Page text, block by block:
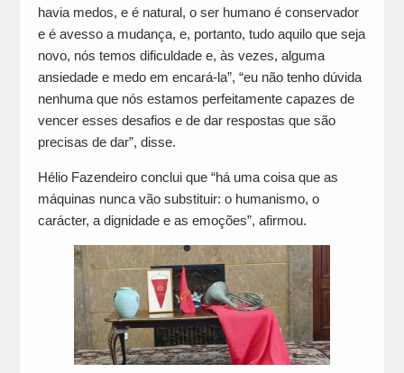
havia medos, e é natural, o ser humano é conservador
e é avesso a mudança, e, portanto, tudo aquilo que seja
novo, nós temos dificuldade e, às vezes, alguma
ansiedade e medo em encará-la”, “eu não tenho dúvida
nenhuma que nós estamos perfeitamente capazes de
vencer esses desafios e de dar respostas que são
precisas de dar”, disse.
Hélio Fazendeiro conclui que “há uma coisa que as
máquinas nunca vão substituir: o humanismo, o
carácter, a dignidade e as emoções”, afirmou.